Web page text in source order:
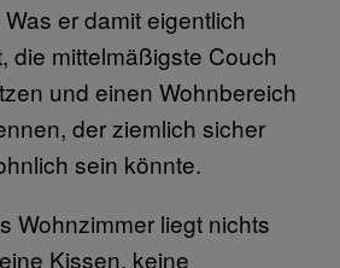
er damit eigentlich
die mittelmäßigste Couch
und einen Wohnbereich
der ziemlich sicher
sein könnte.
Wohnzimmer liegt nichts
Kissen, keine